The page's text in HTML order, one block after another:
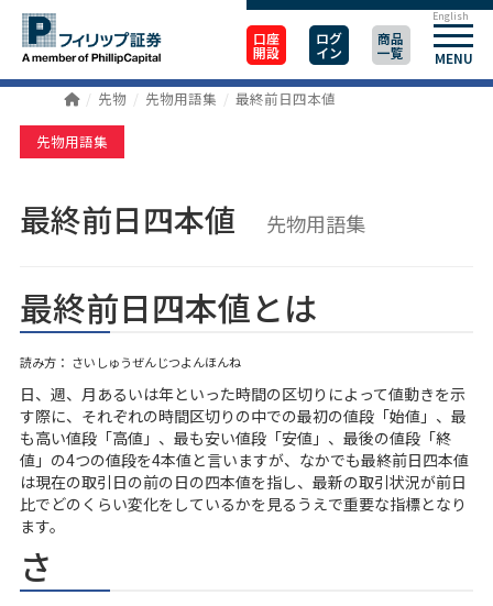
口座
開設
ログ
イン
商品
一覧 MENU
English
先物 先物用語集 最終前日四本値
先物用語集
最終前日四本値 先物用語集
最終前日四本値とは
読み方： さいしゅうぜんじつよんほんね
日、週、月あるいは年といった時間の区切りによって値動きを示
す際に、それぞれの時間区切りの中での最初の値段「始値」、最
も高い値段「高値」、最も安い値段「安値」、最後の値段「終
値」の4つの値段を4本値と言いますが、なかでも最終前日四本値
は現在の取引日の前の日の四本値を指し、最新の取引状況が前日
比でどのくらい変化をしているかを見るうえで重要な指標となり
ます。
さ